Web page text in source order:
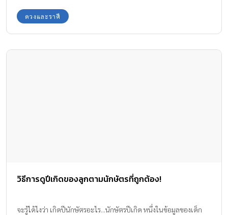
ดวงและราศี
วิธีการดูปีเกิดของลูกตามนักษัตรที่ถูกต้อง!
จะรู้ได้ไงว่า เกิดปีนักษัตรอะไร...นักษัตรปีเกิด หนึ่งในข้อมูลของเด็ก